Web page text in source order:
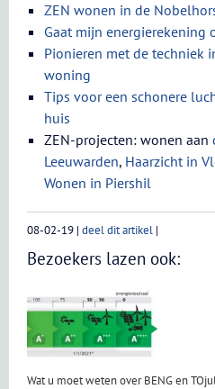
ZEN wonen in de
Gaat mijn energierekening
Pionieren met de techniek
woning
Tips voor een schonere
huis
ZEN-projecten: wonen aan
Leeuwarden, Haarzicht in
Wonen in Piershil
08-02-19 | deel dit artikel |
Bezoekers lazen ook:
Wat u moet weten over BENG en